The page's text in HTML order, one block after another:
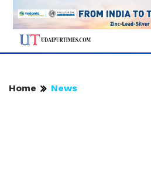
Home News